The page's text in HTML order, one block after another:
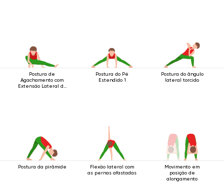
Postura de
Agachamento com
Extensão Lateral da
Postura do Pé
Estendido 1
Postura do ângulo
lateral torcido
Postura da pirâmide
Flexão lateral com
as pernas afastadas
Movimento em
posição de
alongamento